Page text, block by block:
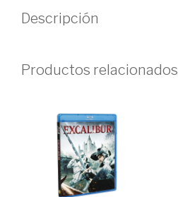
Descripción
Productos relacionados